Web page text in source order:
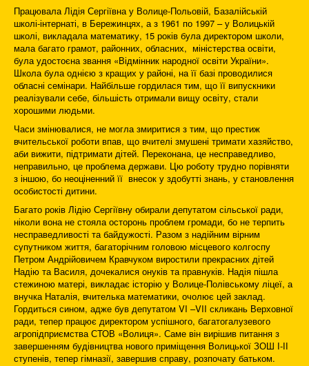
Працювала Лідія Сергіївна у Волице-Польовій, Базалійській
школі-інтернаті, в Бережинцях, а з 1961 по 1997 – у Волицькій
школі, викладала математику, 15 років була директором школи,
мала багато грамот, районних, обласних, міністерства освіти,
була удостоєна звання «Відмінник народної освіти України».
Школа була однією з кращих у районі, на її базі проводилися
обласні семінари. Найбільше гордилася тим, що її випускники
реалізували себе, більшість отримали вищу освіту, стали
хорошими людьми.
Часи змінювалися, не могла змиритися з тим, що престиж
вчительської роботи впав, що вчителі змушені тримати хазяйство,
аби вижити, підтримати дітей. Переконана, це несправедливо,
неправильно, це проблема держави. Цю роботу трудно порівняти
з іншою, бо неоціненний її внесок у здобутті знань, у становлення
особистості дитини.
Багато років Лідію Сергіївну обирали депутатом сільської ради,
ніколи вона не стояла осторонь проблем громади, бо не терпить
несправедливості та байдужості. Разом з надійним вірним
супутником життя, багаторічним головою місцевого колгоспу
Петром Андрійовичем Кравчуком виростили прекрасних дітей
Надію та Василя, дочекалися онуків та правнуків. Надія пішла
стежиною матері, викладає історію у Волице-Полівському ліцеї, а
внучка Наталія, вчителька математики, очолює цей заклад.
Гордиться сином, адже був депутатом VI –VII скликань Верховної
ради, тепер працює директором успішного, багатогалузевого
агропідприємства СТОВ «Волиця». Саме він вирішив питання з
завершенням будівництва нового приміщення Волицької ЗОШ І-ІІ
ступенів, тепер гімназії, завершив справу, розпочату батьком.